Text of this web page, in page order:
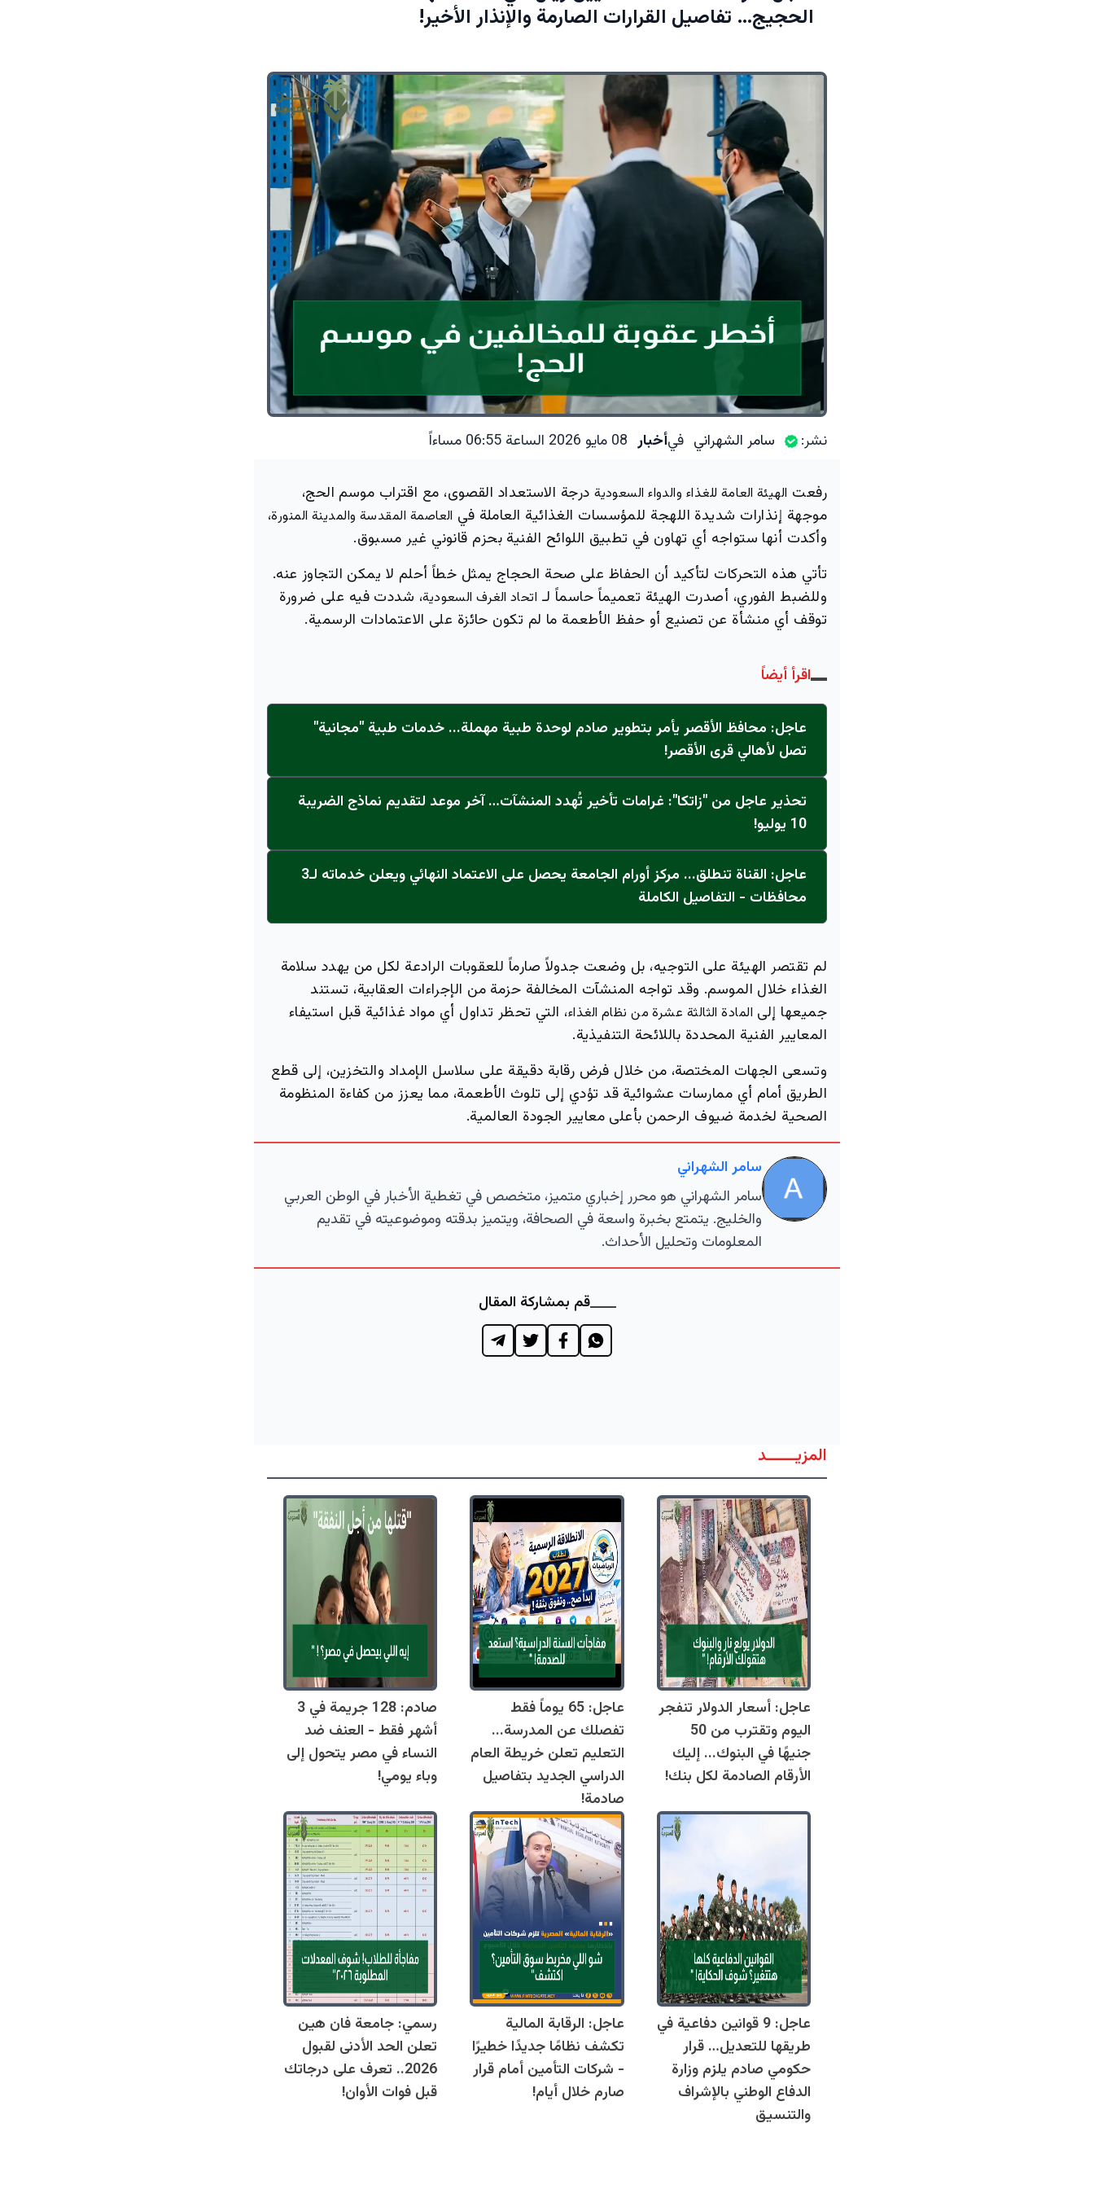
الحجيج… تفاصيل القرارات الصارمة والإنذار الأخير!
نشر: سامر الشهراني فيأخبار 08 مايو 2026 الساعة 06:55 مساءاً
رفعت الهيئة العامة للغذاء والدواء السعوديةدرجة الاستعداد القصوى، مع اقتراب موسم الحج،
موجهة إنذارات شديدة اللهجة للمؤسسات الغذائية العاملة في العاصمة المقدسة والمدينة المنورة،
وأكدت أنها ستواجه أي تهاون في تطبيق اللوائح الفنية بحزم قانوني غير مسبوق.
تأتي هذه التحركات لتأكيد أن الحفاظ على صحة الحجاج يمثل خطاً أحلم لا يمكن التجاوز عنه.
وللضبط الفوري، أصدرت الهيئة تعميماً حاسماً لـ اتحاد الغرف السعودية، شددت فيه على ضرورة
توقف أي منشأة عن تصنيع أو حفظ الأطعمة ما لم تكون حائزة على الاعتمادات الرسمية.
اقرأ أيضاً
عاجل: محافظ الأقصر يأمر بتطوير صادم لوحدة طبية مهملة... خدمات طبية "مجانية"
تصل لأهالي قرى الأقصر!
تحذير عاجل من "زاتكا": غرامات تأخير تُهدد المنشآت… آخر موعد لتقديم نماذج الضريبة
10 يوليو!
عاجل: القناة تنطلق... مركز أورام الجامعة يحصل على الاعتماد النهائي ويعلن خدماته لـ3
محافظات - التفاصيل الكاملة
لم تقتصر الهيئة على التوجيه، بل وضعت جدولاً صارماً للعقوبات الرادعة لكل من يهدد سلامة
الغذاء خلال الموسم. وقد تواجه المنشآت المخالفة حزمة من الإجراءات العقابية، تستند
جميعها إلى المادة الثالثة عشرة من نظام الغذاء، التي تحظر تداول أي مواد غذائية قبل استيفاء
المعايير الفنية المحددة باللائحة التنفيذية.
وتسعى الجهات المختصة، من خلال فرض رقابة دقيقة على سلاسل الإمداد والتخزين، إلى قطع
الطريق أمام أي ممارسات عشوائية قد تؤدي إلى تلوث الأطعمة، مما يعزز من كفاءة المنظومة
الصحية لخدمة ضيوف الرحمن بأعلى معايير الجودة العالمية.
سامر الشهراني
سامر الشهراني هو محرر إخباري متميز، متخصص في تغطية الأخبار في الوطن العربي
والخليج. يتمتع بخبرة واسعة في الصحافة، ويتميز بدقته وموضوعيته في تقديم
المعلومات وتحليل الأحداث.
قم بمشاركة المقال
المزيــــــد
عاجل: أسعار الدولار تنفجر
اليوم وتقترب من 50
جنيهًا في البنوك... إليك
الأرقام الصادمة لكل بنك!
عاجل: 65 يوماً فقط
تفصلك عن المدرسة...
التعليم تعلن خريطة العام
الدراسي الجديد بتفاصيل
صادمة!
صادم: 128 جريمة في 3
أشهر فقط - العنف ضد
النساء في مصر يتحول إلى
وباء يومي!
عاجل: 9 قوانين دفاعية في
طريقها للتعديل… قرار
حكومي صادم يلزم وزارة
الدفاع الوطني بالإشراف
والتنسيق
عاجل: الرقابة المالية
تكشف نظامًا جديدًا خطيرًا
- شركات التأمين أمام قرار
صارم خلال أيام!
رسمي: جامعة فان هين
تعلن الحد الأدنى لقبول
2026.. تعرف على درجاتك
قبل فوات الأوان!